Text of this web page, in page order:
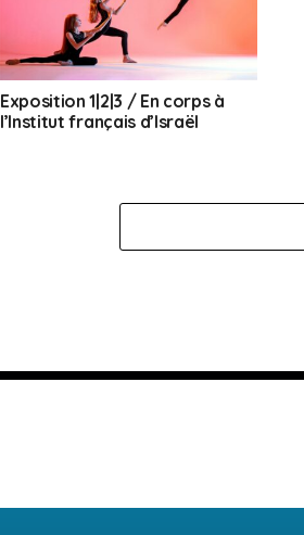
Exposition 1|2|3 / En corps à
l’Institut français d’Israël